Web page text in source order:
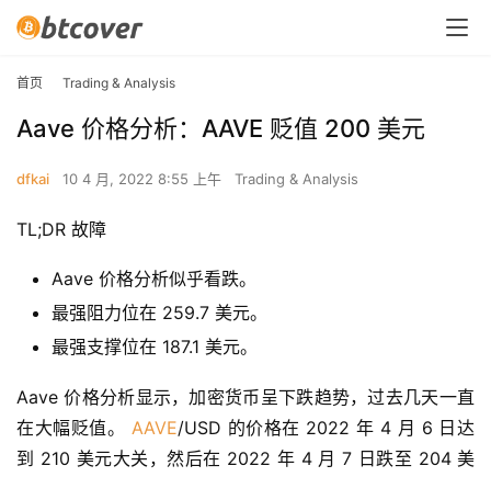
首页 Trading & Analysis
Aave 价格分析：AAVE 贬值 200 美元
dfkai 10 4 月, 2022 8:55 上午 Trading & Analysis
TL;DR 故障
Aave 价格分析似乎看跌。
最强阻力位在 259.7 美元。
最强支撑位在 187.1 美元。
Aave 价格分析显示，加密货币呈下跌趋势，过去几天一直
在大幅贬值。 AAVE/USD 的价格在 2022 年 4 月 6 日达
到 210 美元大关，然后在 2022 年 4 月 7 日跌至 204 美